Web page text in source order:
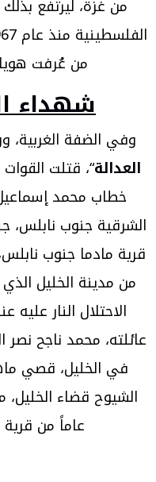
من غزة، ليرتفع
من عُرفت
شهداء
وفي الضفة
العدالة
من مدينة الخليل
الاحتلال النار
عاماً من قرية